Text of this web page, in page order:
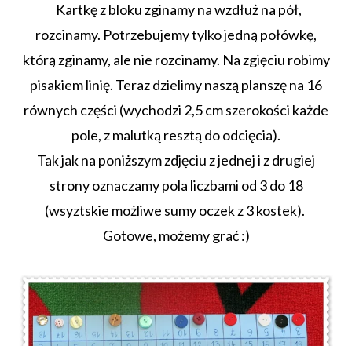
Kartkę z bloku zginamy na wzdłuż na pół,
rozcinamy. Potrzebujemy tylko jedną połówkę,
którą zginamy, ale nie rozcinamy. Na zgięciu robimy
pisakiem linię. Teraz dzielimy naszą planszę na 16
równych części (wychodzi 2,5 cm szerokości każde
pole, z malutką resztą do odcięcia).
Tak jak na poniższym zdjęciu z jednej i z drugiej
strony oznaczamy pola liczbami od 3 do 18
(wsyztskie możliwe sumy oczek z 3 kostek).
Gotowe, możemy grać :)